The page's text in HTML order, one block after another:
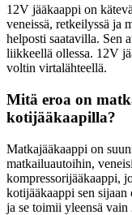
12V jääkaappi on
veneissä, retkeilyssä ja
helposti saatavilla. Sen
liikkeellä ollessa. 12V
voltin virtalähteellä.
Mitä eroa on
kotijääkaapilla?
Matkajääkaappi on
matkailuautoihin,
kompressorijääkaappi,
kotijääkaappi sen
ja se toimii yleensä